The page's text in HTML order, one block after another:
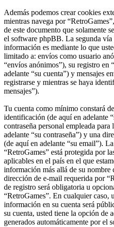
Además podemos crear cookies
mientras navega por
de este documento que solamente
el software phpBB. La segunda vía
información es mediante lo que
limitado a: envíos como usuario
“envíos anónimos”), su registro en
adelante “su cuenta”) y mensajes
registrarse y mientras se haya
mensajes”).
Tu cuenta como mínimo constará
identificación (de aquí en adelante
contraseña personal empleada
adelante “su contraseña”) y una
(de aquí en adelante “su email”).
“RetroGames” está protegida por
aplicables en el país en el que
información más allá de su nombre
dirección de e-mail requerida por
de registro será obligatoria u
“RetroGames”. En cualquier caso,
información en su cuenta será
su cuenta, usted tiene la opción de
generados automáticamente por el